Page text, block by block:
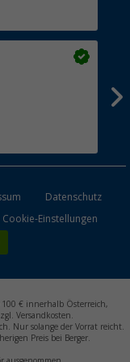
Datenschutz
Cookie-Einstellungen
100 € innerhalb Österreich,
Versandkosten.
Nur solange der Vorrat reicht.
Preis bei Berger.